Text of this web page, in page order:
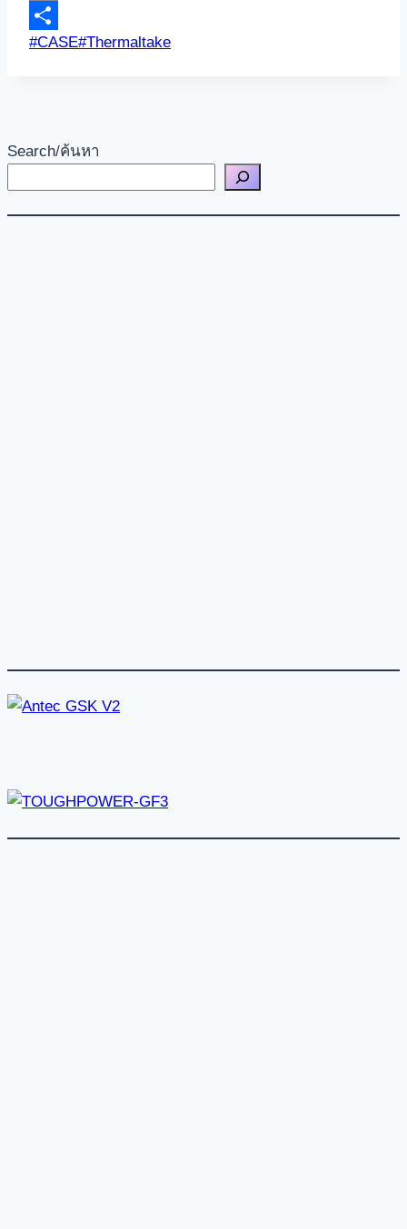
Link
Email
Share
Post
#CASE#Thermaltake
Search/ค้นหา